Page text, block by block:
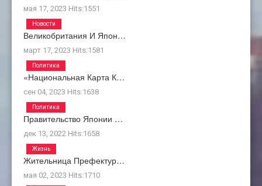
мая 17, 2023 Hits:1551
Великобритания И Япон…
март 17, 2023 Hits:1581
Новости
«Национальная Карта К…
сен 04, 2023 Hits:1638
Политика
Правительство Японии …
дек 13, 2022 Hits:1658
Политика
Жительница Префектур…
мая 02, 2023 Hits:1710
Жизнь